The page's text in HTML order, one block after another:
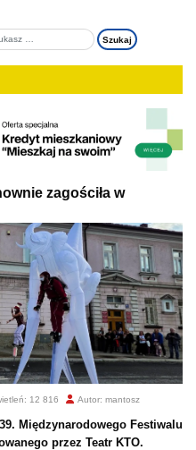
zagościła w
12 816 Autor: mantosz
Międzynarodowego Festiwalu
przez Teatr KTO.